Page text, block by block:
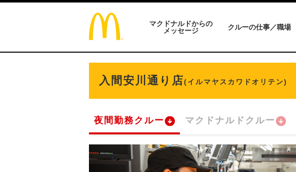
マクドナルドからの
メッセージ
クルーの仕事／職場
入間安川通り店(イルマヤスカワドオリテン)
夜間勤務クルー マクドナルドクルー